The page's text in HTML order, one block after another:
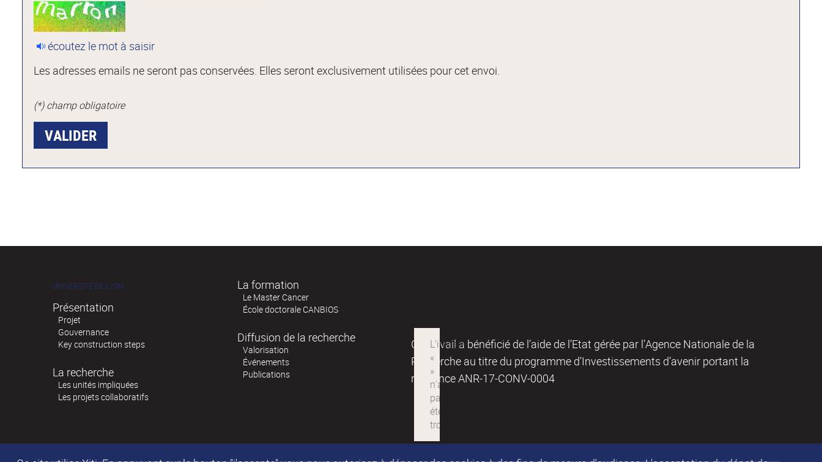
écoutez le mot à saisir
Les adresses emails ne seront pas conservées. Elles seront exclusivement utilisées pour cet envoi.
(*) champ obligatoire
UNIVERSITÉ DE LYON
Présentation
Projet
Gouvernance
Key construction steps
La recherche
Les unités impliquées
Les projets collaboratifs
La formation
Le Master Cancer
École doctorale CANBIOS
Diffusion de la recherche
Valorisation
Événements
Publications
Ce travail a bénéficié de l’aide de l’Etat gérée par l’Agence Nationale de la
Recherche au titre du programme d’Investissements d’avenir portant la
référence ANR-17-CONV-0004